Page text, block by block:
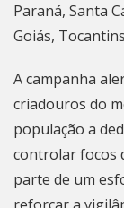
Paraná, Santa
Goiás,
A campanha
criadouros do
população a
controlar focos
parte de um